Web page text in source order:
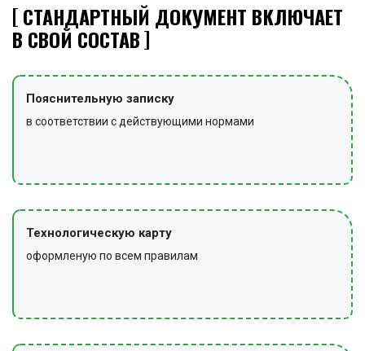
СТАНДАРТНЫЙ ДОКУМЕНТ ВКЛЮЧАЕТ
В СВОЙ СОСТАВ
Пояснительную записку
в соответствии с действующими нормами
Технологическую карту
оформленую по всем правилам